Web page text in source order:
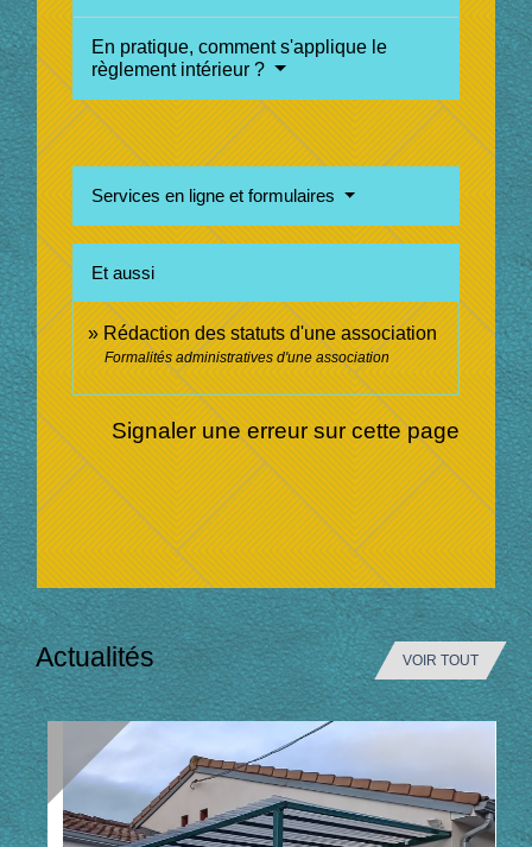
En pratique, comment s'applique le
règlement intérieur ?
Services en ligne et formulaires
Et aussi
Rédaction des statuts d'une association
Formalités administratives d'une association
Signaler une erreur sur cette page
Actualités VOIR TOUT